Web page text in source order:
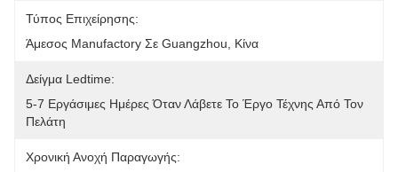
Τύπος Επιχείρησης:
Άμεσος Manufactory Σε Guangzhou, Κίνα
Δείγμα Ledtime:
5-7 Εργάσιμες Ημέρες Όταν Λάβετε Το Έργο Τέχνης Από Τον
Πελάτη
Χρονική Ανοχή Παραγωγής: